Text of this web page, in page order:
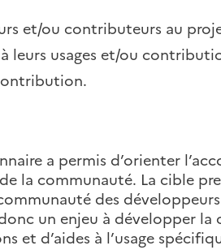
et/ou contributeurs au
leurs usages et/ou
a permis d’orienter
la communauté. La cible
des
un enjeu à développer
et d’aides à l’usage